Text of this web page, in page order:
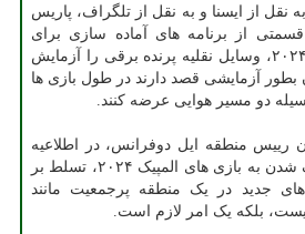
از ایسنا و به نقل از تلگراف، پاریس
از برنامه های آماده سازی برای
میزبانی المپیک تابستانی ۲۰۲۴، وسایل نقلیه پرنده برقی را آزمایش
بطور آزمایشی قصد دارند در طول بازی ها
دو مسیر هوایی عرضه کنند.
رییس منطقه ایل دوفرانس، در اطلاعیه
ای اظهار داشت: با نزدیک شدن به بازی های المپیک ۲۰۲۴، تسلط بر
جدید در یک منطقه پرجمعیت مانند
بلکه یک امر لازم است.